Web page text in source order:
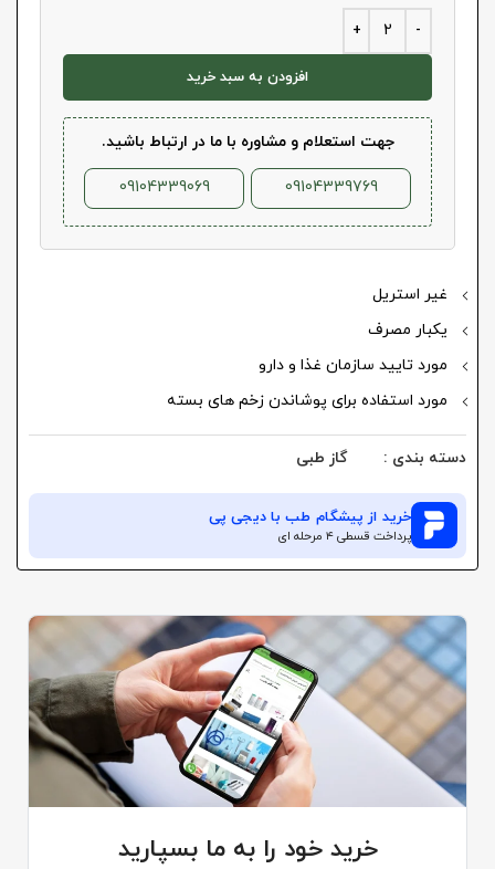
غیر استریل
یکبار مصرف
مورد تایید سازمان غذا و دارو
مورد استفاده برای پوشاندن زخم های بسته
دسته بندی : گاز طبی
خرید از پیشگام طببا دیجی پی
پرداخت قسطی ۴ مرحله ای
افزودن به سبد خرید
جهت استعلام و مشاوره با ما در ارتباط باشید.
09104339769
09104339069
خرید خود را به ما بسپارید